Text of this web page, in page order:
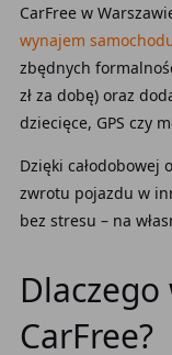
CarFree w
wynajem
zbędnych
zł za dobę) oraz
dziecięce, GPS czy
Dzięki całodobowej
zwrotu pojazdu w
bez stresu – na
CarFree?